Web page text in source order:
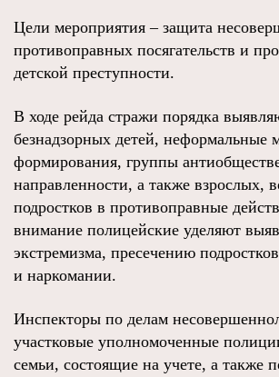
Цели мероприятия – защита
противоправных посягательств и
детской преступности.
В ходе рейда стражи порядка
безнадзорных детей, неформальные
формирования, группы
направленности, а также взрослых,
подростков в противоправные
внимание полицейские уделяют
экстремизма, пресечению
и наркомании.
Инспекторы по делам
участковые уполномоченные
семьи, состоящие на учете, а также